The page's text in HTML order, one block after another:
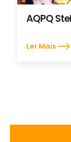
AQPQ
Ler Mais